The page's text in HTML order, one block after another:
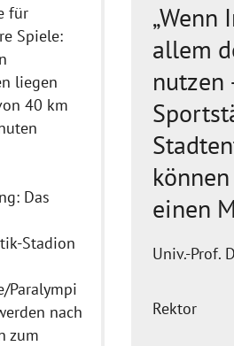
für
Spiele:
liegen
40 km
Das
Stadion
Paralympi
nach
zum
allem
nutzen
einen
Univ.-Prof.
Rektor